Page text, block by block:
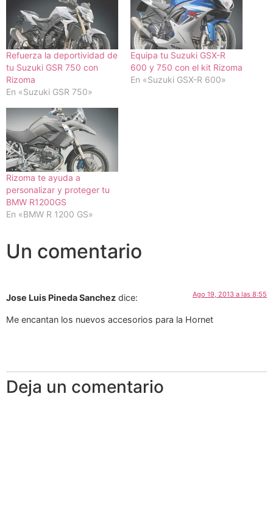
Refuerza la deportividad de
tu Suzuki GSR 750 con
Rizoma
En «Suzuki GSR 750»
Equipa tu Suzuki GSX-R
600 y 750 con el kit Rizoma
En «Suzuki GSX-R 600»
Rizoma te ayuda a
personalizar y proteger tu
BMW R1200GS
En «BMW R 1200 GS»
Un comentario
Jose Luis Pineda Sanchez dice: Ago 19, 2013 a las 8:55
Me encantan los nuevos accesorios para la Hornet
Deja un comentario